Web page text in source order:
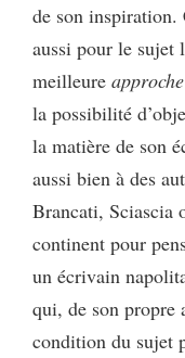
de son inspiration.
aussi pour le sujet
meilleure approche
la possibilité
la matière de son
aussi bien à des
Brancati, Sciascia
continent pour
un écrivain
qui, de son propre
condition du sujet